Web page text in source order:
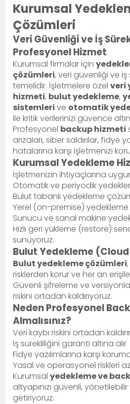
Kurumsal
Çözümleri
Veri Güvenliği ve İş
Profesyonel Hizmet
Kurumsal firmalar için
çözümleri, veri güvenliği ve iş
temelidir. İşletmelere özelveri
hizmeti, bulut yedekleme,
sistemleri ve otomatik
ile kritik verilerinizi güvence
Profesyonel backup hizmeti
arızaları, siber saldırılar, fidye
hatalarına karşı işletmenizi
Kurumsal Yedekleme
İşletmenizin ihtiyaçlarına
Otomatik ve periyodik
Bulut tabanlı yedekleme
Yerel (on-premise) yedekleme
Sunucu ve sanal makine
Hızlı geri yükleme (restore)
sunuyoruz.
Bulut Yedekleme
Bulut yedekleme çözümleri
risklerden korur ve her an
Güvenli şifreleme ve
riskini ortadan kaldırıyoruz.
Neden Profesyonel
Almalısınız?
Veri kaybı riskini ortadan kaldırır
İş sürekliliğini garanti altına alır
Fidye yazılımlarına karşı
Yasal ve operasyonel riskleri
Kurumsalyedekleme ve
altyapınızı güvenli,
getiriyoruz.